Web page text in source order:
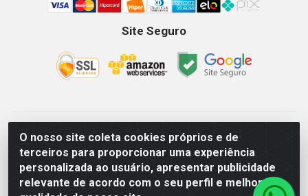
O nosso site coleta cookies próprios e de
terceiros para proporcionar uma experiência
personalizada ao usuário, apresentar publicidade
relevante de acordo com o seu perfil e melhorar a
Site Seguro
GKSEG EPI Maquinas e Equipamentos LTDA - Av. Getulio
Vargas, 2066 Centro, Imperatriz/MA - CEP 65.903-280 - CNPJ
11.191.946/0001-07 - Horários: Segunda-Sexta 08as18hs,
Sábados 08as12hs